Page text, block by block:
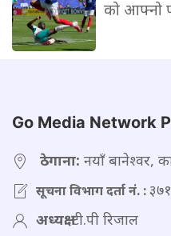
को आफ्नो
Go Media Network
ठेगाना: नयाँ बानेश्वर,
सूचना विभाग दर्ता नं. :
अध्यक्ष:टी.पी रिजाल